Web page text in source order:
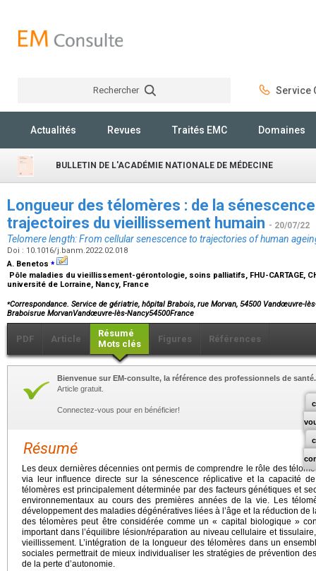
Rechercher Service
Actualités Revues Traités EMC Domaines
BULLETIN DE L'ACADÉMIE NATIONALE DE MÉDECINE
Longueur des télomères : de la
trajectoires du vieillissement humain - 20/07/22
Telomere length: From cellular senescence to trajectories of human
Doi : 10.1016/j.banm.2022.02.018
A. Benetos ⁎
Pôle maladies du vieillissement-gérontologie, soins palliatifs, FHU-CARTAGE,
université de Lorraine, Nancy, France
⁎Correspondance. Service de gériatrie, hôpital Brabois, rue Morvan, 54500 Vandœuvre-
Braboisrue MorvanVandœuvre-lès-Nancy54500France
PDF Article
Résumé
Mots clés
Figures Références
Bienvenue sur EM-consulte, la référence des professionnels de santé.
Article gratuit.
Connectez-vous pour en bénéficier!
Résumé
Les deux dernières décennies ont permis de comprendre le rôle des
via leur influence directe sur la sénescence réplicative et la capacité
télomères est principalement déterminée par des facteurs génétiques et
environnementaux au cours des premières années de la vie. Les
développement des maladies dégénératives liées à l’âge et la réduction de
des télomères peut être considérée comme un « capital biologique »
important dans l’équilibre lésion/réparation au niveau cellulaire et
vieillissement. L’intégration de la longueur des télomères dans un
sociales permettrait de mieux individualiser les stratégies de prévention
de la perte d’autonomie.